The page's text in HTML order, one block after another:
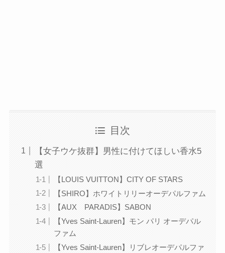
目次
【女子ウケ抜群】男性に付けてほしい香水5
選
【LOUIS VUITTON】CITY OF STARS
【SHIRO】ホワイトリリーオーデパルファム
【AUX PARADIS】SABON
【Yves Saint-Lauren】モン パリ オーデパル
ファム
【Yves Saint-Lauren】リブレオーデパルファ